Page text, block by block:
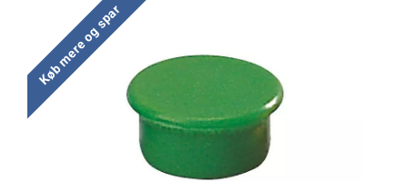
Køb mere og spar